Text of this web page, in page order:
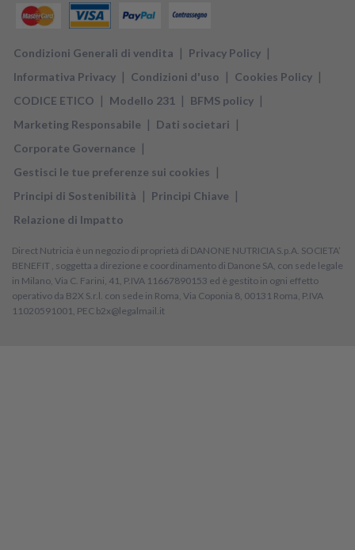
Condizioni Generali di vendita | Privacy Policy |
Informativa Privacy | Condizioni d'uso | Cookies Policy |
CODICE ETICO | Modello 231 | BFMS policy |
Marketing Responsabile | Dati societari |
Corporate Governance |
Gestisci le tue preferenze sui cookies |
Principi di Sostenibilità | Principi Chiave |
Relazione di Impatto
Direct Nutricia è un negozio di proprietà di DANONE NUTRICIA S.p.A. SOCIETA’
BENEFIT , soggetta a direzione e coordinamento di Danone SA, con sede legale
in Milano, Via C. Farini, 41, P.IVA 11667890153 ed è gestito in ogni effetto
operativo da B2X S.r.l. con sede in Roma, Via Coponia 8, 00131 Roma, P.IVA
11020591001, PEC b2x@legalmail.it